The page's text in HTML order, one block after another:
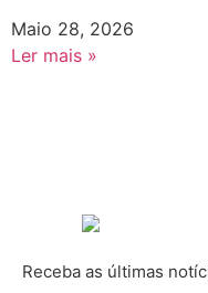
Maio 28, 2026
Ler mais »
Receba as últimas